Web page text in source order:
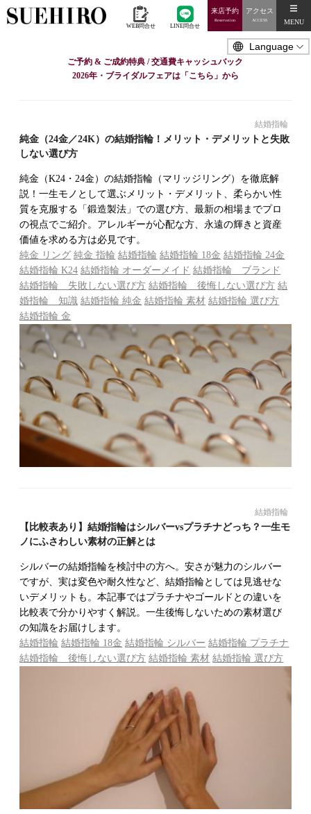
WEB問合せ LINE問合せ
来店予約
Reservation
アクセス
ACCESS MENU
ご予約 & ご成約特典 / 交通費キャッシュバック
2026年・ブライダルフェアは「こちら」から
結婚指輪
純金（24金／24K）の結婚指輪！メリット・デメリットと失敗
しない選び方
純金（K24・24金）の結婚指輪（マリッジリング）を徹底解
説！一生モノとして選ぶメリット・デメリット、柔らかい性
質を克服する「鍛造製法」での選び方、最新の相場までプロ
の視点でご紹介。アレルギーが心配な方、永遠の輝きと資産
価値を求める方は必見です。
純金 リング 純金 指輪 結婚指輪 結婚指輪 18金 結婚指輪 24金
結婚指輪 K24 結婚指輪 オーダーメイド 結婚指輪 ブランド
結婚指輪 失敗しない選び方 結婚指輪 後悔しない選び方 結
婚指輪 知識 結婚指輪 純金 結婚指輪 素材 結婚指輪 選び方
結婚指輪 金
結婚指輪
【比較表あり】結婚指輪はシルバーvsプラチナどっち？一生モ
ノにふさわしい素材の正解とは
シルバーの結婚指輪を検討中の方へ。安さが魅力のシルバー
ですが、実は変色や耐久性など、結婚指輪としては見逃せな
いデメリットも。本記事ではプラチナやゴールドとの違いを
比較表で分かりやすく解説。一生後悔しないための素材選び
の知識をお届けします。
結婚指輪 結婚指輪 18金 結婚指輪 シルバー 結婚指輪 プラチナ
結婚指輪 後悔しない選び方 結婚指輪 素材 結婚指輪 選び方